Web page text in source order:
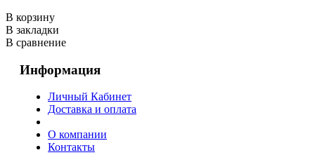
В корзину
В закладки
В сравнение
Информация
Личный Кабинет
Доставка и оплата
О компании
Контакты